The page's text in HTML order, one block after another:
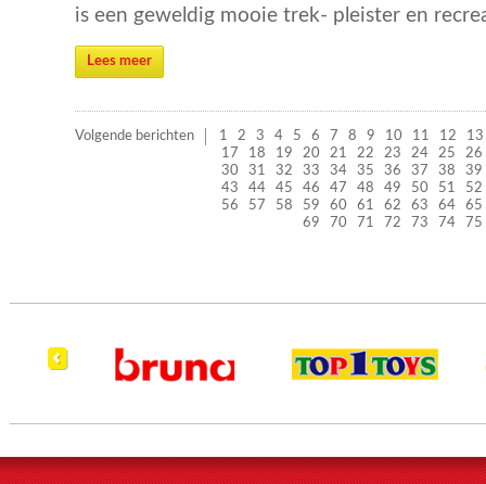
is een geweldig mooie trek- pleister en
Lees meer
Volgende berichten 1 2 3 4 5 6 7 8 9 10 11 12
13
17
18 19 20 21 22 23 24 25
26
30
31 32 33 34 35 36 37 38
39
43
44 45 46 47 48 49 50 51
52
56
57 58 59 60 61 62 63 64
65
69
70 71 72 73 74 75